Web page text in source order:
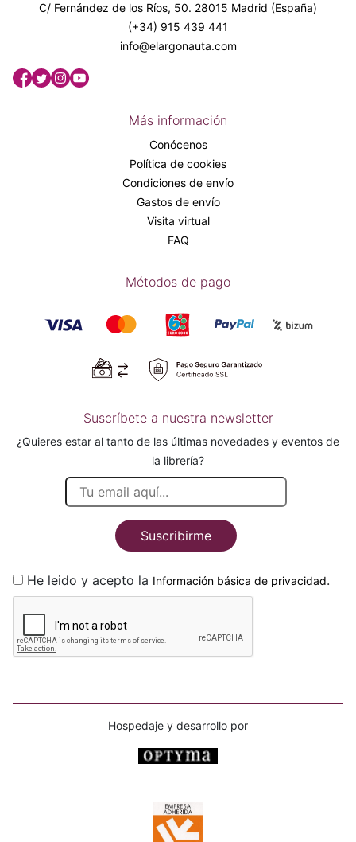
C/ Fernández de los Ríos, 50. 28015 Madrid (España)
(+34) 915 439 441
info@elargonauta.com
Más información
Conócenos
Política de cookies
Condiciones de envío
Gastos de envío
Visita virtual
FAQ
Métodos de pago
Suscríbete a nuestra newsletter
¿Quieres estar al tanto de las últimas novedades y eventos de
la librería?
Suscribirme
He leido y acepto la Información básica de privacidad.
Hospedaje y desarrollo por